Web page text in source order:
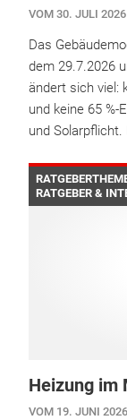
VOM 30. JULI 2026
Das
dem 29.7.2026
ändert sich viel:
und keine 65 %-
und
RATGEBER &
Heizung im
VOM 19. JUNI 2026